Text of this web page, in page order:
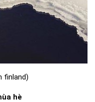
finland)
hè